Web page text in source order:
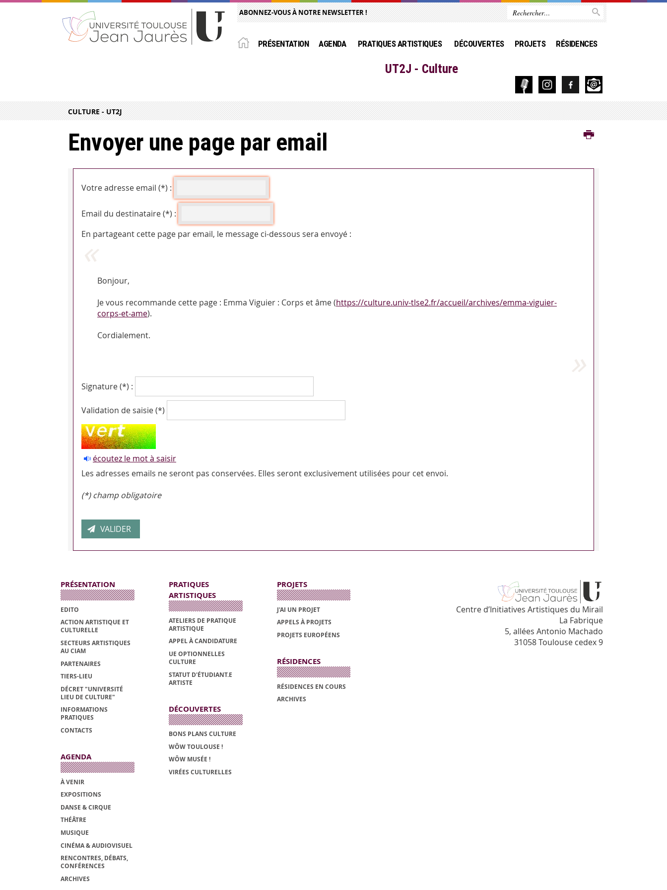
ABONNEZ-VOUS À NOTRE NEWSLETTER !
PRÉSENTATION AGENDA PRATIQUES ARTISTIQUES DÉCOUVERTES PROJETS RÉSIDENCES
UT2J - Culture
CULTURE - UT2J
Envoyer une page par email
Votre adresse email (*) :
Email du destinataire (*) :
En partageant cette page par email, le message ci-dessous sera envoyé :
Bonjour,
Je vous recommande cette page : Emma Viguier : Corps et âme (https://culture.univ-tlse2.fr/accueil/archives/emma-viguier-
corps-et-ame).
Cordialement.
Signature (*) :
Validation de saisie (*)
écoutez le mot à saisir
Les adresses emails ne seront pas conservées. Elles seront exclusivement utilisées pour cet envoi.
(*) champ obligatoire
PRÉSENTATION
EDITO
ACTION ARTISTIQUE ET
CULTURELLE
SECTEURS ARTISTIQUES
AU CIAM
PARTENAIRES
TIERS-LIEU
DÉCRET "UNIVERSITÉ
LIEU DE CULTURE"
INFORMATIONS
PRATIQUES
CONTACTS
AGENDA
À VENIR
EXPOSITIONS
DANSE & CIRQUE
THÉÂTRE
MUSIQUE
CINÉMA & AUDIOVISUEL
RENCONTRES, DÉBATS,
CONFÉRENCES
ARCHIVES
PRATIQUES
ARTISTIQUES
ATELIERS DE PRATIQUE
ARTISTIQUE
APPEL À CANDIDATURE
UE OPTIONNELLES
CULTURE
STATUT D'ÉTUDIANT.E
ARTISTE
DÉCOUVERTES
BONS PLANS CULTURE
WÔW TOULOUSE !
WÔW MUSÉE !
VIRÉES CULTURELLES
PROJETS
J'AI UN PROJET
APPELS À PROJETS
PROJETS EUROPÉENS
RÉSIDENCES
RÉSIDENCES EN COURS
ARCHIVES
Centre d’Initiatives Artistiques du Mirail
La Fabrique
5, allées Antonio Machado
31058 Toulouse cedex 9